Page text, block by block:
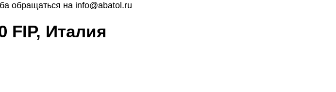
обращаться на info@abatol.ru
FIP, Италия